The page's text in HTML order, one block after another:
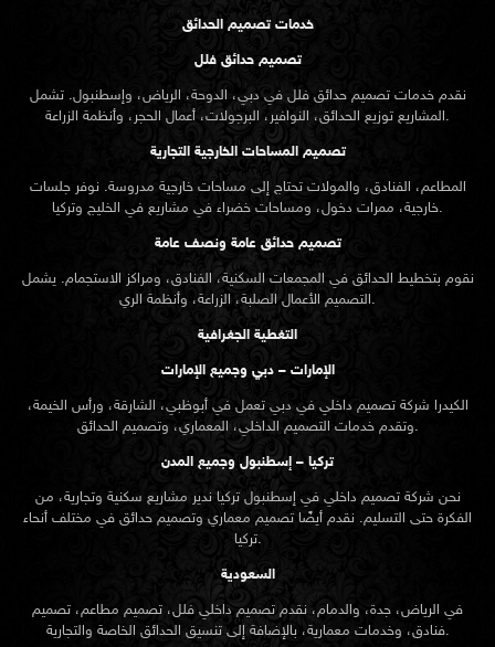
خدمات تصميم الحدائق
تصميم حدائق فلل
نقدم خدماتتصميم حدائق فلل في دبي، الدوحة، الرياض، وإسطنبول. تشمل
المشاريع توزيع الحدائق، النوافير، البرجولات، أعمال الحجر، وأنظمة الزراعة.
تصميم المساحات الخارجية التجارية
المطاعم، الفنادق، والمولات تحتاج إلى مساحات خارجية مدروسة. نوفر جلسات
خارجية، ممرات دخول، ومساحات خضراء في مشاريع في الخليج وتركيا.
تصميم حدائق عامة ونصف عامة
نقوم بتخطيط الحدائق في المجمعات السكنية، الفنادق، ومراكز الاستجمام. يشمل
التصميم الأعمال الصلبة، الزراعة، وأنظمة الري.
التغطية الجغرافية
الإمارات – دبي وجميع الإمارات
الكيدرا شركة تصميم داخلي في دبي تعمل في أبوظبي، الشارقة، ورأس الخيمة،
وتقدم خدمات التصميم الداخلي، المعماري، وتصميم الحدائق.
تركيا – إسطنبول وجميع المدن
نحن شركة تصميم داخلي في إسطنبول تركيا ندير مشاريع سكنية وتجارية، من
الفكرة حتى التسليم. نقدم أيضًا تصميم معماري وتصميم حدائق في مختلف أنحاء
تركيا.
السعودية
في الرياض، جدة، والدمام، نقدم تصميم داخلي فلل، تصميم مطاعم، تصميم
فنادق، وخدمات معمارية، بالإضافة إلى تنسيق الحدائق الخاصة والتجارية.